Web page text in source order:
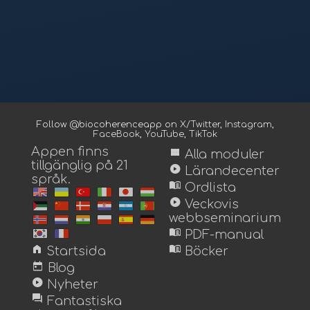
Follow @biocoherenceapp on X/Twitter, Instagram,
FaceBook, YouTube, TikTok
Appen finns
tillgänglig på 21
språk.
home Startsida
today Blog
play_circle Nyheter
forum Fantastiska
view_module Alla moduler
play_circle Lärandecenter
menu_book Ordlista
play_circle Veckovis
webbseminarium
menu_book PDF-manual
menu_book Böcker